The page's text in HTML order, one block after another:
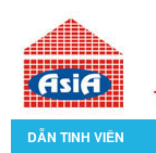
DẪN TINH VIÊN